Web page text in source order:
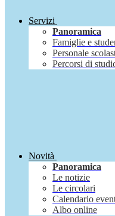
Servizi
Panoramica
Famiglie e
Personale
Percorsi di
Novità
Panoramica
Le notizie
Le circolari
Calendario
Albo online